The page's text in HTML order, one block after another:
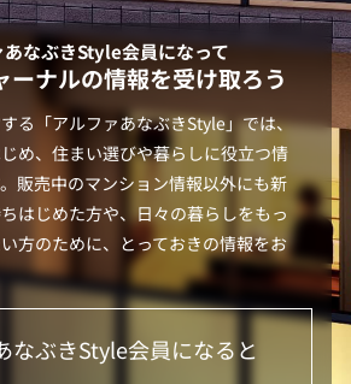
あなぶきStyle会員になって
ーナルの情報を受け取ろう
る「アルファあなぶきStyle」では、
め、住まい選びや暮らしに役立つ情
販売中のマンション情報以外にも新
はじめた方や、日々の暮らしをもっ
方のために、とっておきの情報をお
なぶきStyle会員になると